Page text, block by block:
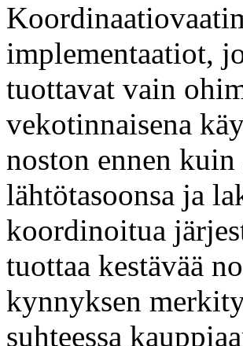
implementaatiot,
tuottavat vain
vekotinnaisena
noston ennen kuin
lähtötasoonsa ja
koordinoitua
tuottaa kestävää
kynnyksen
suhteessa